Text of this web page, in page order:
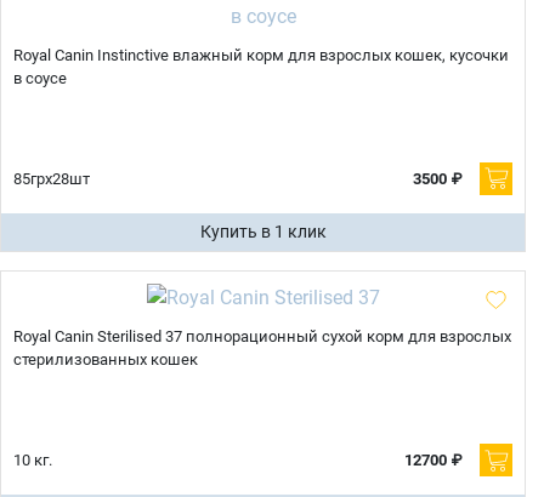
Royal Canin Instinctive влажный корм для взрослых кошек, кусочки
в соусе
85грх28шт 3500 ₽
Купить в 1 клик
Royal Canin Sterilised 37 полнорационный сухой корм для взрослых
стерилизованных кошек
10 кг. 12700 ₽